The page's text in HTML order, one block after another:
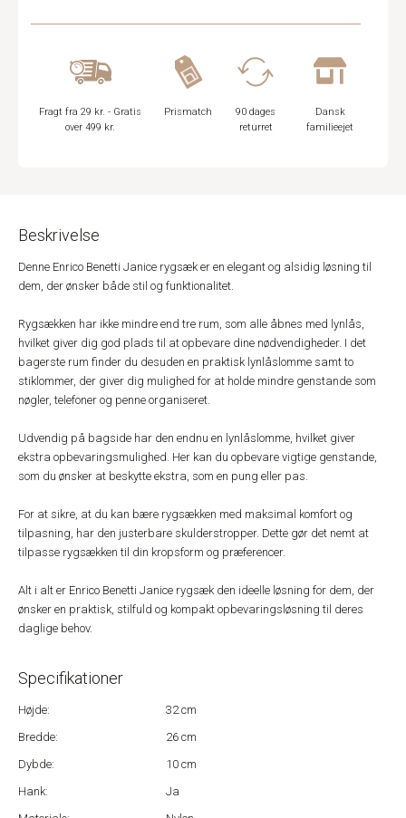
Fragt fra 29 kr. - Gratis
over 499 kr.
Prismatch
90 dages
returret
Dansk
familieejet
Beskrivelse
Denne Enrico Benetti Janice rygsæk er en elegant og alsidig løsning til
dem, der ønsker både stil og funktionalitet.
Rygsækken har ikke mindre end tre rum, som alle åbnes med lynlås,
hvilket giver dig god plads til at opbevare dine nødvendigheder. I det
bagerste rum finder du desuden en praktisk lynlåslomme samt to
stiklommer, der giver dig mulighed for at holde mindre genstande som
nøgler, telefoner og penne organiseret.
Udvendig på bagside har den endnu en lynlåslomme, hvilket giver
ekstra opbevaringsmulighed. Her kan du opbevare vigtige genstande,
som du ønsker at beskytte ekstra, som en pung eller pas.
For at sikre, at du kan bære rygsækken med maksimal komfort og
tilpasning, har den justerbare skulderstropper. Dette gør det nemt at
tilpasse rygsækken til din kropsform og præferencer.
Alt i alt er Enrico Benetti Janice rygsæk den ideelle løsning for dem, der
ønsker en praktisk, stilfuld og kompakt opbevaringsløsning til deres
daglige behov.
Specifikationer
Højde:
32 cm
Bredde:
26 cm
Dybde:
10 cm
Hank:
Ja